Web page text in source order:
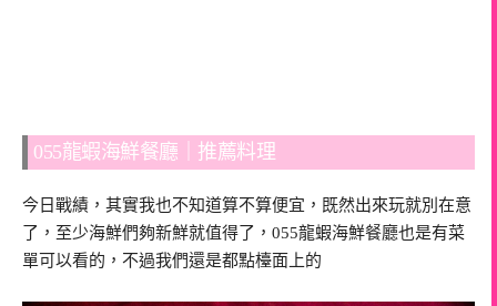
055龍蝦海鮮餐廳｜推薦料理
今日戰績，其實我也不知道算不算便宜，既然出來玩就別在意
了，至少海鮮們夠新鮮就值得了，055龍蝦海鮮餐廳也是有菜
單可以看的，不過我們還是都點檯面上的